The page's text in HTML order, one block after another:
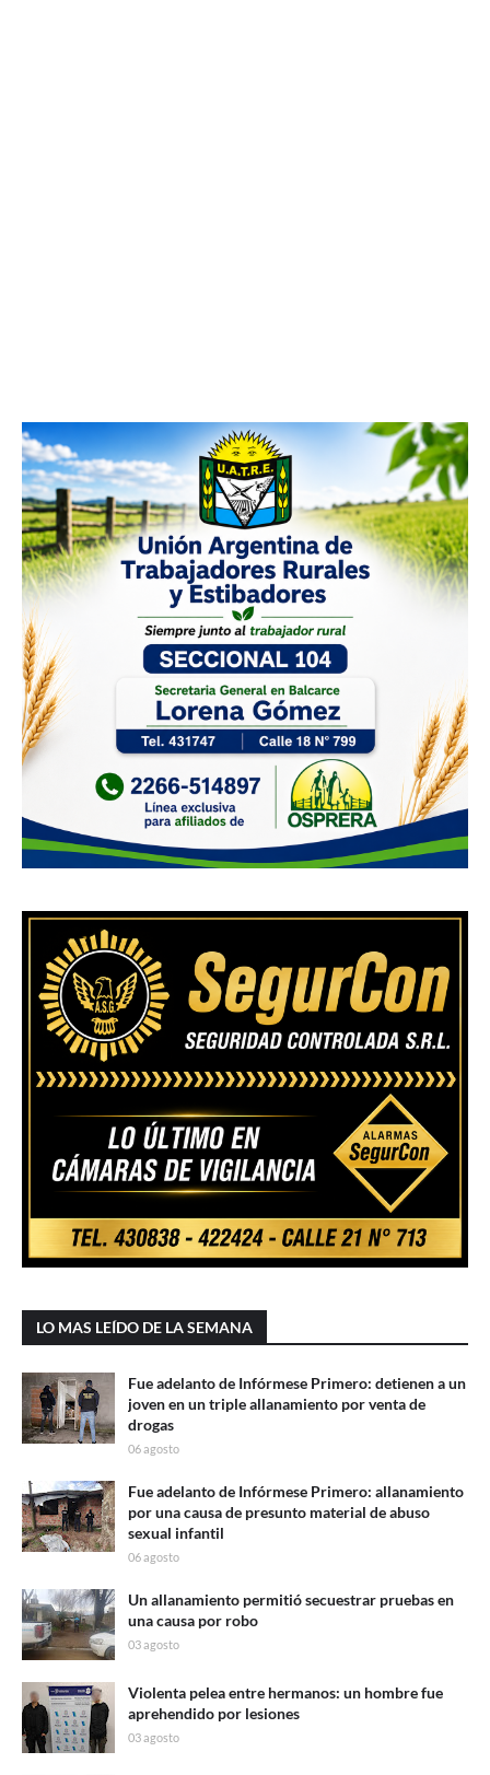
LO MAS LEÍDO DE LA SEMANA
Fue adelanto de Infórmese Primero: detienen a un
joven en un triple allanamiento por venta de
drogas
06 agosto
Fue adelanto de Infórmese Primero: allanamiento
por una causa de presunto material de abuso
sexual infantil
06 agosto
Un allanamiento permitió secuestrar pruebas en
una causa por robo
03 agosto
Violenta pelea entre hermanos: un hombre fue
aprehendido por lesiones
03 agosto